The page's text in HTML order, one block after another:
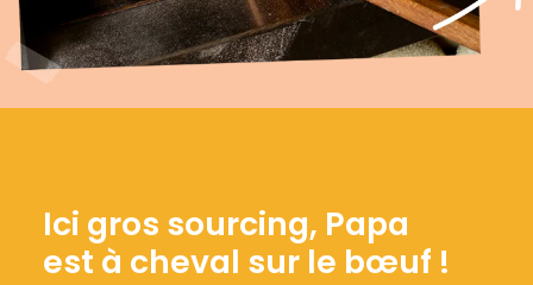
Ici gros sourcing, Papa
est à cheval sur le bœuf !